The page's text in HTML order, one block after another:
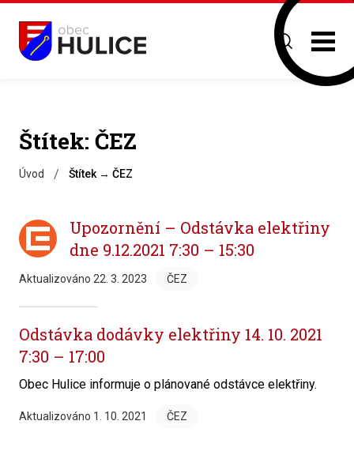
Štítek: ČEZ
Úvod / Štítek → ČEZ
Upozornění – Odstávka elektřiny
dne 9.12.2021 7:30 – 15:30
Aktualizováno 22. 3. 2023 ČEZ
Odstávka dodávky elektřiny 14. 10. 2021
7:30 – 17:00
Obec Hulice informuje o plánované odstávce elektřiny.
Aktualizováno 1. 10. 2021 ČEZ